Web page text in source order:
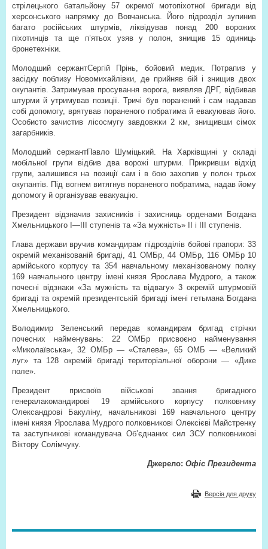
стрілецького батальйону 57 окремої мотопіхотної бригади від
херсонського напрямку до Вовчанська. Його підрозділ зупинив
багато російських штурмів, ліквідував понад 200 ворожих
піхотинців та ще п’ятьох узяв у полон, знищив 15 одиниць
бронетехніки.
Молодший сержантСергій Прінь, бойовий медик. Потрапив у
засідку поблизу Новомихайлівки, де прийняв бій і знищив двох
окупантів. Затримував просування ворога, виявляв ДРГ, відбивав
штурми й утримував позиції. Тричі був поранений і сам надавав
собі допомогу, врятував пораненого побратима й евакуював його.
Особисто зачистив лісосмугу завдовжки 2 км, знищивши сімох
загарбників.
Молодший сержантПавло Шуміцький. На Харківщині у складі
мобільної групи відбив два ворожі штурми. Прикривши відхід
групи, залишився на позиції сам і в бою захопив у полон трьох
окупантів. Під вогнем витягнув пораненого побратима, надав йому
допомогу й організував евакуацію.
Президент відзначив захисників і захисниць орденами Богдана
Хмельницького І—ІІІ ступенів та «За мужність» ІІ і ІІІ ступенів.
Глава держави вручив командирам підрозділів бойові прапори: 33
окремій механізованій бригаді, 41 ОМБр, 44 ОМБр, 116 ОМБр 10
армійського корпусу та 354 навчальному механізованому полку
169 навчального центру імені князя Ярослава Мудрого, а також
почесні відзнаки «За мужність та відвагу» 3 окремій штурмовій
бригаді та окремій президентській бригаді імені гетьмана Богдана
Хмельницького.
Володимир Зеленський передав командирам бригад стрічки
почесних найменувань: 22 ОМБр присвоєно найменування
«Миколаївська», 32 ОМБр — «Сталева», 65 ОМБ — «Великий
луг» та 128 окремій бригаді територіальної оборони — «Дике
поле».
Президент присвоїв військові звання бригадного
генералакомандирові 19 армійського корпусу полковнику
Олександрові Бакуліну, начальникові 169 навчального центру
імені князя Ярослава Мудрого полковникові Олексієві Майстренку
та заступникові командувача Об’єднаних сил ЗСУ полковникові
Віктору Солімчуку.
Джерело: Офіс Президента
Версія для друку